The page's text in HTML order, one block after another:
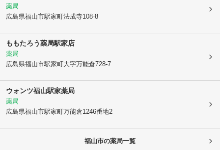
薬局
広島県福山市駅家町法成寺108-8
ももたろう薬局駅家店
薬局
広島県福山市駅家町大字万能倉728-7
ウォンツ福山駅家薬局
薬局
広島県福山市駅家町万能倉1246番地2
福山市の薬局一覧